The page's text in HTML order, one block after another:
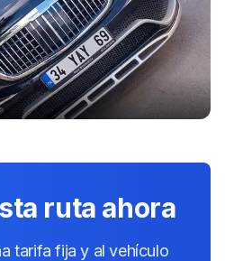
ruta ahora
tarifa fija y al vehículo